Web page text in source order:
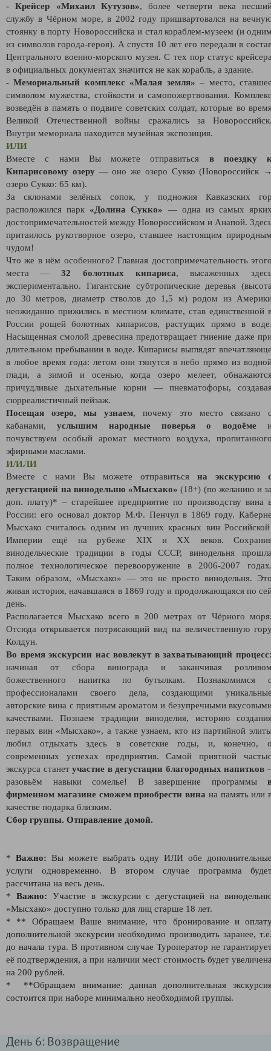
- Крейсер «Михаил Кутузов», более четверти века
службу в Чёрном море, в 2002 году пришвартовался на
стоянку в порту Новороссийска и стал кораблем-музеем (и
из символов города-героя). А спустя 10 лет его передали в
Центрального военно-морского музея. С тех пор статус
в официальных документах значится не как корабль, а здание.
- Мемориальный комплекс «Малая земля» – место,
символом мужества, стойкости и самопожертвования.
возведён в память о подвиге советских солдат, которые во
Великой Отечественной войны сражались за
Внутри мемориала находится музейная экспозиция.
ИЛИ
Вместе с нами Вы можете отправиться в поездку
Кипарисовому озеру— оно же озеро Сукко (Новороссийск
озеро Сукко: 65 км).
За склонами зелёных сопок, у подножия Кавказских
расположился парк «Долина Сукко» — одна из самых
достопримечательностей между Новороссийском и Анапой.
притаилось рукотворное озеро, ставшее настоящим
чудом!
Что же в нём особенного? Главная достопримечательность
места —32 болотных кипариса, высаженных
экспериментально. Гигантские субтропические деревья
до 30 метров, диаметр стволов до 1,5 м) родом из
неожиданно прижились в местном климате, став единственной
России рощей болотных кипарисов, растущих прямо в
Насыщенная смолой древесина предотвращает гниение даже
длительном пребывании в воде. Кипарисы выглядят
в любое время года: летом они тянутся в небо прямо из
глади, а зимой и осенью, когда озеро мелеет,
причудливые дыхательные корни — пневматофоры,
сюрреалистичный пейзаж.
Посещая озеро, мы узнаем, почему это место связано
кабанами,услышим народные поверья о водоёме
почувствуем особый аромат местного воздуха,
эфирными маслами.
И/ИЛИ
Вместе с нами Вы можете отправиться на экскурсию
дегустацией на винодельню «Мысхако» (18+) (по желанию и
доп. плату)* – старейшее предприятие по производству вина
России: его основал доктор М.Ф. Пенчул в 1869 году.
Мысхако считалось одним из лучших красных вин
Империи ещё на рубеже XIX и ХХ веков.
винодельческие традиции в годы СССР, винодельня
полное технологическое перевооружение в 2006-2007
Таким образом, «Мысхако» — это не просто винодельня.
живая история, начавшаяся в 1869 году и продолжающаяся по
день.
Располагается Мысхако всего в 200 метрах от Чёрного
Отсюда открывается потрясающий вид на величественную
Колдун.
Во время экскурсии нас вовлекут в захватывающий
начиная от сбора винограда и заканчивая
божественного напитка по бутылкам. Познакомимся
профессионалами своего дела, создающими
авторские вина с приятным ароматом и безупречными
качествами. Познаем традиции виноделия, историю
первых вин «Мысхако», а также узнаем, кто из партийной
любил отдыхать здесь в советские годы, и, конечно,
современных успехах предприятия. Самой приятной
экскурса станетучастие в дегустации благородных напитков
разовьём навыки сомелье! В завершение программы
фирменном магазине сможем приобрести вина на память или
качестве подарка близким.
Сбор группы. Отправление домой.
* Важно: Вы можете выбрать одну ИЛИ обе
услуги одновременно. В втором случае программа
рассчитана на весь день.
* Важно: Участие в экскурсии с дегустацией на
«Мысхако» доступно только для лиц старше 18 лет.
* ** Обращаем Ваше внимание, что бронирование и
дополнительной экскурсии необходимо производить заранее,
до начала тура. В противном случае Туроператор не
её подтверждения, а при наличии мест стоимость будет
на 200 рублей.
* **Обращаем внимание: данная дополнительная
состоится при наборе минимально необходимой группы.
День 6: Возвращение